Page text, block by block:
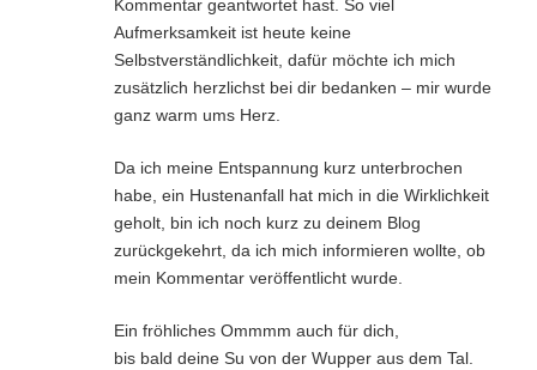
Kommentar geantwortet hast. So viel
Aufmerksamkeit ist heute keine
Selbstverständlichkeit, dafür möchte ich mich
zusätzlich herzlichst bei dir bedanken – mir wurde
ganz warm ums Herz.
Da ich meine Entspannung kurz unterbrochen
habe, ein Hustenanfall hat mich in die Wirklichkeit
geholt, bin ich noch kurz zu deinem Blog
zurückgekehrt, da ich mich informieren wollte, ob
mein Kommentar veröffentlicht wurde.
Ein fröhliches Ommmm auch für dich,
bis bald deine Su von der Wupper aus dem Tal.